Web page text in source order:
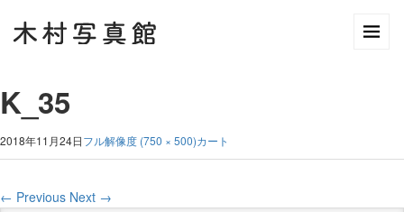
K_35
2018年11月24日フル解像度 (750 × 500)カート
← Previous Next →